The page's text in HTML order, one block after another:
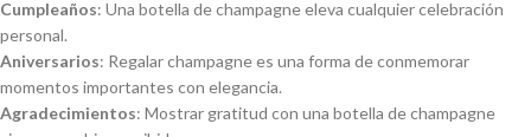
Cumpleaños: Una botella de champagne eleva cualquier celebración
personal.
Aniversarios: Regalar champagne es una forma de conmemorar
momentos importantes con elegancia.
Agradecimientos: Mostrar gratitud con una botella de champagne